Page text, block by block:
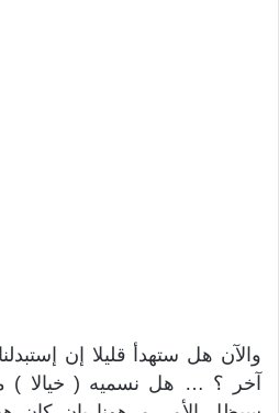
والآن هل ستهدأ قليلا إن
آخر ؟ … هل نسميه ( خيالا )